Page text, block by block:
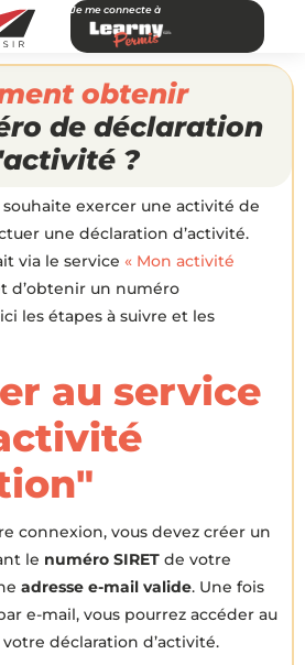
Je me connecte à
obtenir
de déclaration
?
souhaite exercer une activité de
une déclaration d’activité.
via le service « Mon activité
d’obtenir un numéro
les étapes à suivre et les
au service
connexion, vous devez créer un
le numéro SIRET de votre
adresse e-mail valide. Une fois
e-mail, vous pourrez accéder au
déclaration d’activité.